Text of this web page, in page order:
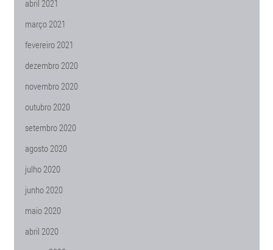
abril 2021
março 2021
fevereiro 2021
dezembro 2020
novembro 2020
outubro 2020
setembro 2020
agosto 2020
julho 2020
junho 2020
maio 2020
abril 2020